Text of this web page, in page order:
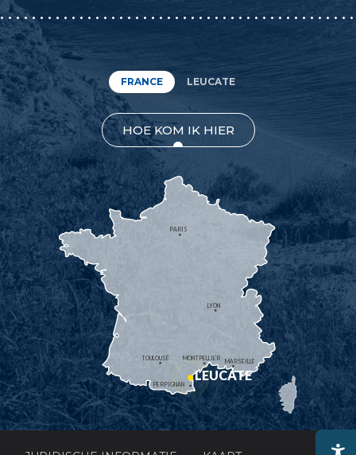
FRANCE LEUCATE
HOE KOM IK HIER
MONTPELLIER
PERPIGNAN
MARSEILLE
TOULOUSE
LYON
PARIS
LEUCATE